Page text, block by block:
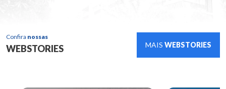
Confira nossas
WEBSTORIES MAIS WEBSTORIES